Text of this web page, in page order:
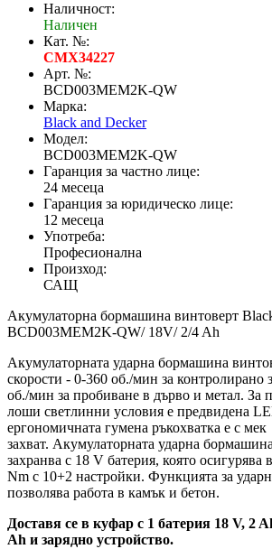
Наличност:
Наличен
Кат. №:
CMX34227
Арт. №:
BCD003MEM2K-QW
Марка:
Black and Decker
Модел:
BCD003MEM2K-QW
Гаранция за частно лице:
24 месеца
Гаранция за юридическо лице:
12 месеца
Употреба:
Професионална
Произход:
САЩ
Акумулаторна бормашина винтоверт
BCD003MEM2K-QW/ 18V/ 2/4 Ah
Акумулаторната ударна бормашина
скорости - 0-360 об./мин за контролирано
об./мин за пробиване в дърво и метал. За
лоши светлинни условия е предвидена
ергономичната гумена ръкохватка е с мек
захват. Акумулаторната ударна
захранва с 18 V батерия, която
Nm с 10+2 настройки. Функцията за
позволява работа в камък и бетон.
Доставя се в куфар с 1 батерия 18 V, 2
Ah и зарядно устройство.